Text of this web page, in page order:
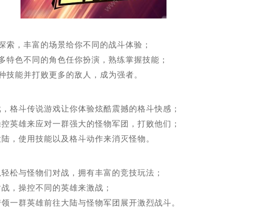
索，丰富的场景给你不同的战斗体验；
特色不同的角色任你扮演，熟练掌握技能；
技能并打败更多的敌人，成为强者。
格斗传说游戏让你体验炫酷震撼的格斗快感；
英雄来应对一群强大的怪物军团，打败他们；
，使用技能以及格斗动作来消灭怪物。
松与怪物们对战，拥有丰富的竞技玩法；
，操控不同的英雄来激战；
一群英雄前往大陆与怪物军团展开激烈战斗。